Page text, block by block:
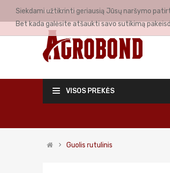
MANO PASKYRA
VISOS PREKĖS
Guolis rutulinis
Siekdami užtikrinti geriausią Jūsų naršymo
Bet kada galėsite atšaukti savo sutikimą